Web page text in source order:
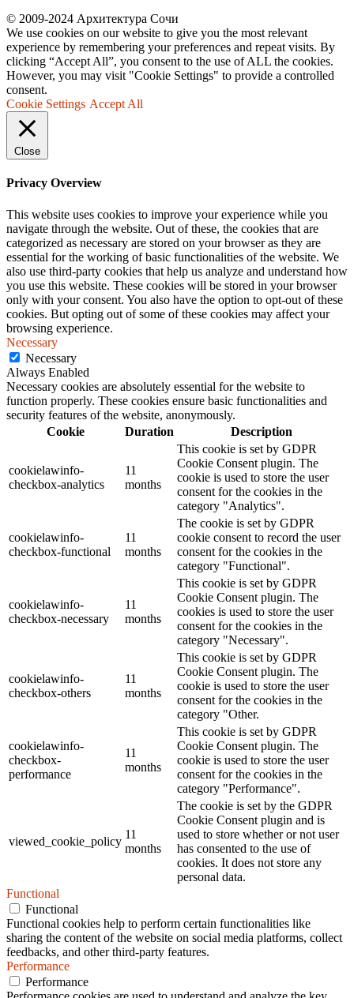
© 2009-2024 Архитектура Сочи
We use cookies on our website to give you the most relevant
experience by remembering your preferences and repeat visits. By
clicking “Accept All”, you consent to the use of ALL the cookies.
However, you may visit "Cookie Settings" to provide a controlled
consent.
Cookie Settings Accept All
Close
Privacy Overview
This website uses cookies to improve your experience while you
navigate through the website. Out of these, the cookies that are
categorized as necessary are stored on your browser as they are
essential for the working of basic functionalities of the website. We
also use third-party cookies that help us analyze and understand how
you use this website. These cookies will be stored in your browser
only with your consent. You also have the option to opt-out of these
cookies. But opting out of some of these cookies may affect your
browsing experience.
Necessary
Necessary
Always Enabled
Necessary cookies are absolutely essential for the website to
function properly. These cookies ensure basic functionalities and
security features of the website, anonymously.
Cookie
Duration Description
cookielawinfo-
checkbox-analytics
11
months
This cookie is set by GDPR
Cookie Consent plugin. The
cookie is used to store the user
consent for the cookies in the
category "Analytics".
cookielawinfo-
checkbox-functional
11
months
The cookie is set by GDPR
cookie consent to record the user
consent for the cookies in the
category "Functional".
cookielawinfo-
checkbox-necessary
11
months
This cookie is set by GDPR
Cookie Consent plugin. The
cookies is used to store the user
consent for the cookies in the
category "Necessary".
cookielawinfo-
checkbox-others
11
months
This cookie is set by GDPR
Cookie Consent plugin. The
cookie is used to store the user
consent for the cookies in the
category "Other.
cookielawinfo-
checkbox-
performance
11
months
This cookie is set by GDPR
Cookie Consent plugin. The
cookie is used to store the user
consent for the cookies in the
category "Performance".
viewed_cookie_policy
11
months
The cookie is set by the GDPR
Cookie Consent plugin and is
used to store whether or not user
has consented to the use of
cookies. It does not store any
personal data.
Functional
Functional
Functional cookies help to perform certain functionalities like
sharing the content of the website on social media platforms, collect
feedbacks, and other third-party features.
Performance
Performance